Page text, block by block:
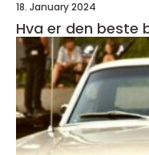
18. January 2024
Hva er den beste